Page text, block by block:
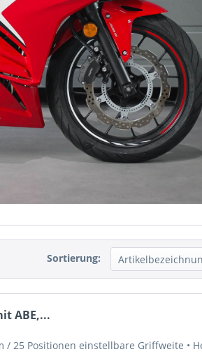
Sortierung:
ABE,...
25 Positionen einstellbare Griffweite •